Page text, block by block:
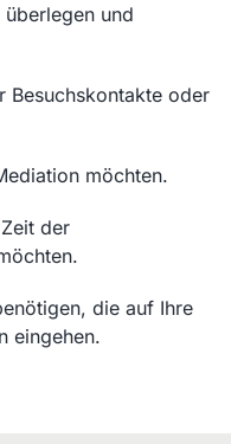
und
Besuchskontakte oder
möchten.
der
die auf Ihre
eingehen.